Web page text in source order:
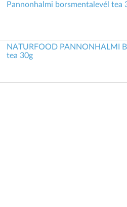
Pannonhalmi borsmentalevél tea
NATURFOOD PANNONHALMI
tea 30g